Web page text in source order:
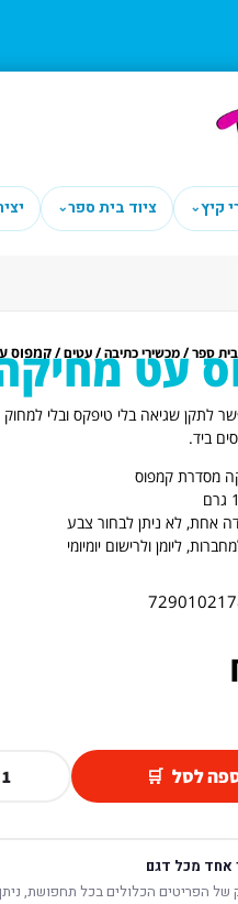
קיץ⌄ ציוד בית ספר⌄
בית ספר/מכשירי כתיבה/עטים/ קמפוס עטמחיקה 12
לתקן שגיאה בלי טיפקס ובלי למחוק
ביד.
מסדרת קמפוס
אחת, לא ניתן לבחור צבע
ליומן ולרישום יומיומי
לסל
אחד מכל דגם
של הפריטים הכלולים בכל תחפושת,